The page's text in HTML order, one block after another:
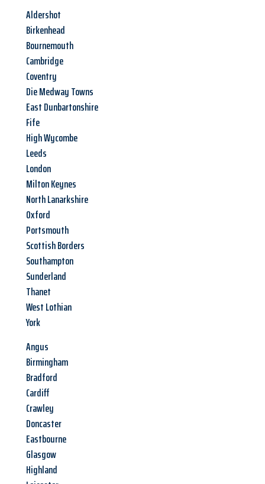
Aldershot
Birkenhead
Bournemouth
Cambridge
Coventry
Die Medway Towns
East Dunbartonshire
Fife
High Wycombe
Leeds
London
Milton Keynes
North Lanarkshire
Oxford
Portsmouth
Scottish Borders
Southampton
Sunderland
Thanet
West Lothian
York
Angus
Birmingham
Bradford
Cardiff
Crawley
Doncaster
Eastbourne
Glasgow
Highland